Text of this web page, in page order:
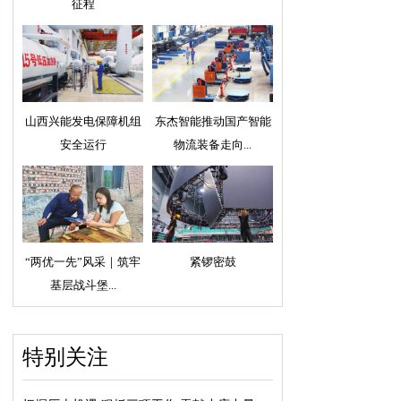
征程
山西兴能发电保障机组
安全运行
东杰智能推动国产智能
物流装备走向...
“两优一先”风采｜筑牢
基层战斗堡...
紧锣密鼓
特别关注